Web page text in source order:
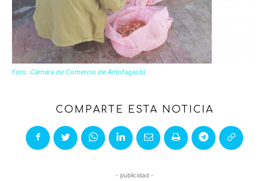
Foto: Cámara de Comercio de Antofagasta
COMPARTE ESTA NOTICIA
- publicidad -